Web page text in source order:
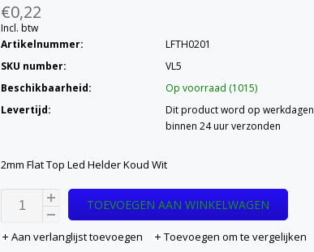
€0,22
Incl. btw
Artikelnummer:
LFTH0201
SKU number:
VL5
Beschikbaarheid:
Op voorraad (1015)
Levertijd:
Dit product word op werkdagen
binnen 24 uur verzonden
2mm Flat Top Led Helder Koud Wit
TOEVOEGEN AAN WINKELWAGEN
Aan verlanglijst toevoegen Toevoegen om te vergelijken